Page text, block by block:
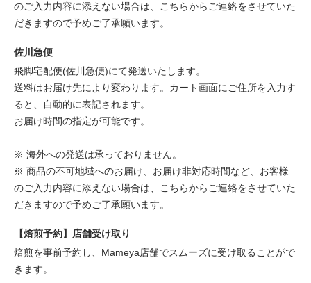
のご入力内容に添えない場合は、こちらからご連絡をさせていた
だきますので予めご了承願います。
佐川急便
飛脚宅配便(佐川急便)にて発送いたします。
送料はお届け先により変わります。カート画面にご住所を入力す
ると、自動的に表記されます。
お届け時間の指定が可能です。
※ 海外への発送は承っておりません。
※ 商品の不可地域へのお届け、お届け非対応時間など、お客様
のご入力内容に添えない場合は、こちらからご連絡をさせていた
だきますので予めご了承願います。
【焙煎予約】店舗受け取り
焙煎を事前予約し、Mameya店舗でスムーズに受け取ることがで
きます。